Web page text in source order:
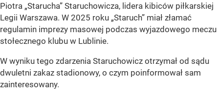
Piotra „Starucha” Staruchowicza, lidera kibiców piłkarskiej
Legii Warszawa. W 2025 roku „Staruch” miał złamać
regulamin imprezy masowej podczas wyjazdowego meczu
stołecznego klubu w Lublinie.
W wyniku tego zdarzenia Staruchowicz otrzymał od sądu
dwuletni zakaz stadionowy, o czym poinformował sam
zainteresowany.